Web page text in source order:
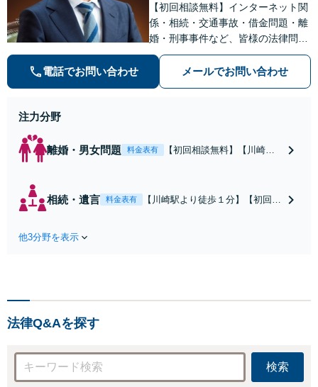
【初回相談無料】インターネット関
係・相続・交通事故・借金問題・離
婚・刑事事件など、皆様の法律問題
を解決すべく、親身になって取り組
みます。クチコミ・リピーターの方
も多数。お気軽にお問い合わせ下さ
電話でお問い合わせ メールでお問い合わせ
注力分野
離婚・男女問題 料金表有
【初回相談無料】【川崎駅
割・婚姻費用・養育費・財
相続・遺言 料金表有
【川崎駅より徒歩１分】【初回相
他3分野を表示
法律Q&Aを探す
検索